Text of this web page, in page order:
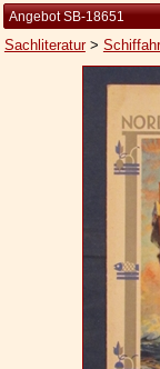
Kleine
Die Brockhaus
Zu den Angeboten
Angebot SB-18651
Sachliteratur>